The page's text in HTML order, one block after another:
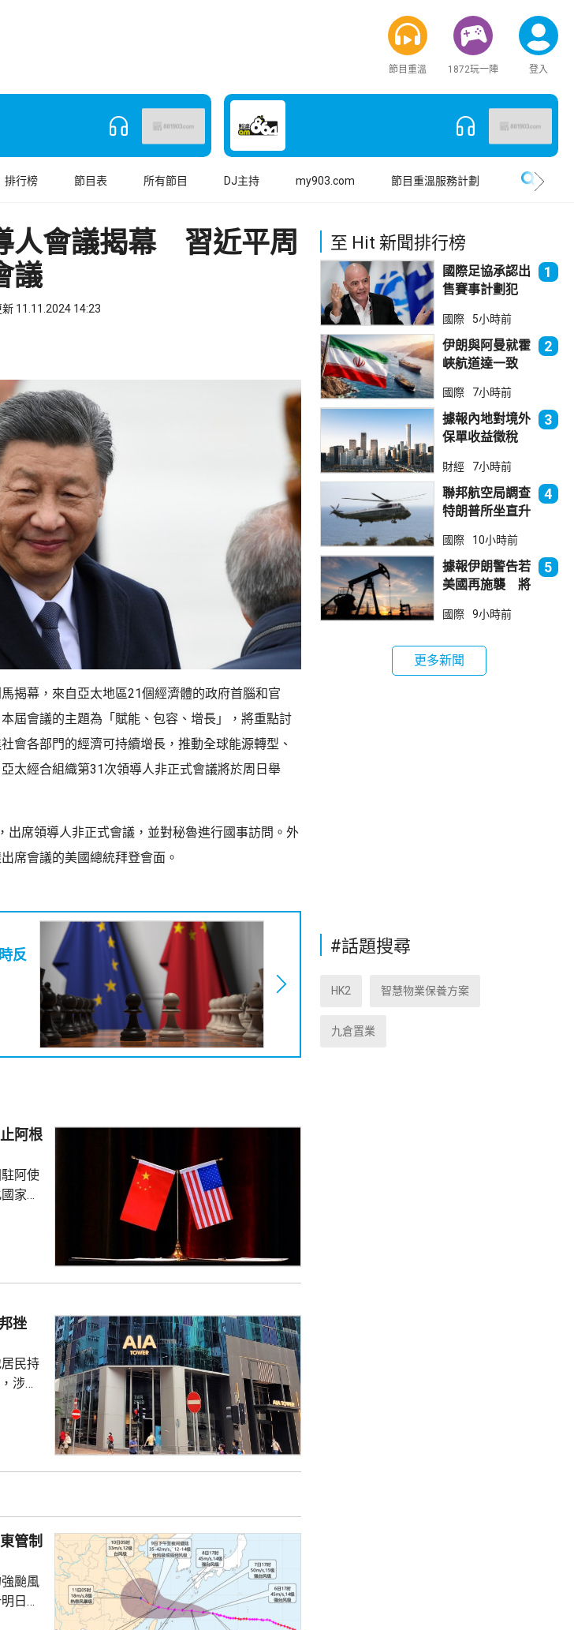
節目重溫 1872玩一陣 登入
排行榜 節目表 所有節目 DJ主持 my903.com 節目重溫服務計劃
人會議揭幕 習近平周
議
11.11.2024 14:23
揭幕，來自亞太地區21個經濟體的政府首腦和官
屆會議的主題為「賦能、包容、增長」，將重點討
會各部門的經濟可持續增長，推動全球能源轉型、
太經合組織第31次領導人非正式會議將於周日舉
出席領導人非正式會議，並對秘魯進行國事訪問。外
席會議的美國總統拜登會面。
阿根
阿使
家安
由市
端正
挫
民持
涉及
明。
8%，
管制
颱風
日日
至 Hit 新聞排行榜
國際足協承認出
售賽事計劃犯
持恩芬天奴
1
國際 5小時前
伊朗與阿曼就霍
峽航道達一致
海
2
國際 7小時前
據報內地對境外
保單收益徵稅
倫敦股價急跌
3
財經 7小時前
聯邦航空局調查
特朗普所坐直升
全事件
4
國際 10小時前
據報伊朗警告若
美國再施襲 將
能源設施
5
國際 9小時前
更多新聞
#話題搜尋
HK2 智慧物業保養方案
九倉置業